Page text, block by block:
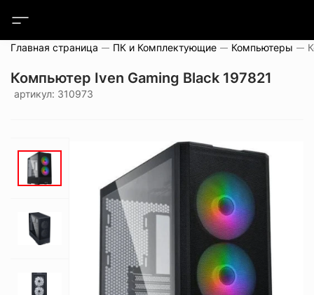
Главная страница ПК и Комплектующие Компьютеры
Компьютер Iven Gaming Black 197821
артикул: 310973